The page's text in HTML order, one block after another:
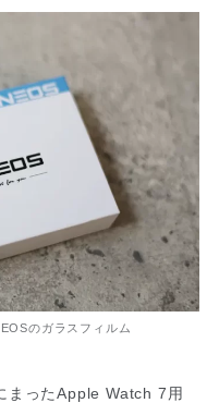
のガラスフィルム
まったApple Watch 7用